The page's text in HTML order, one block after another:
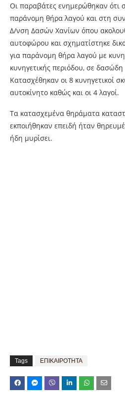
Οι παραβάτες ενημερώθηκαν ότι
παράνομη θήρα λαγού και στη
Δ/νση Δασών Χανίων όπου
αυτοφώρου και σχηματίστηκε
για παράνομη θήρα λαγού με
κυνηγετικής περιόδου, σε δασώδη
Κατασχέθηκαν οι 8 κυνηγετικοί
αυτοκίνητο καθώς και οι 4 λαγοί.
Τα κατασχεμένα θηράματα
εκποιήθηκαν επειδή ήταν
ήδη μυρίσει.
Tags ΕΠΙΚΑΙΡΟΤΗΤΑ